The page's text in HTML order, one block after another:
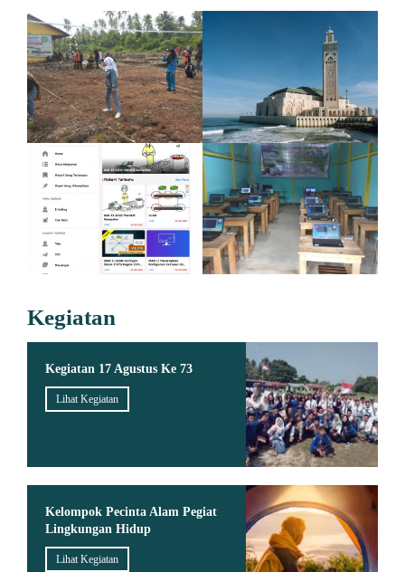
Kegiatan
Kegiatan 17 Agustus Ke 73
Lihat Kegiatan
Kelompok Pecinta Alam Pegiat
Lingkungan Hidup
Lihat Kegiatan